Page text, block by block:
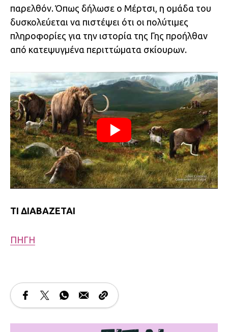
παρελθόν. Όπως δήλωσε ο Μέρτσι, η ομάδα του
δυσκολεύεται να πιστέψει ότι οι πολύτιμες
πληροφορίες για την ιστορία της Γης προήλθαν
από κατεψυγμένα περιττώματα σκίουρων.
TI ΔΙΑΒΑΖΕΤΑΙ
ΠΗΓΗ